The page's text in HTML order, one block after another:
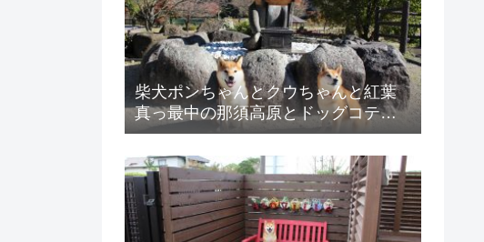
柴犬ポンちゃんとクウちゃんと紅葉
真っ最中の那須高原とドッグコテー
ジハートヒルズの紹介！